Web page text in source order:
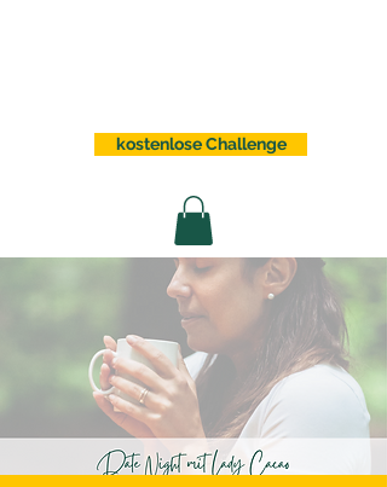
kostenlose Challenge